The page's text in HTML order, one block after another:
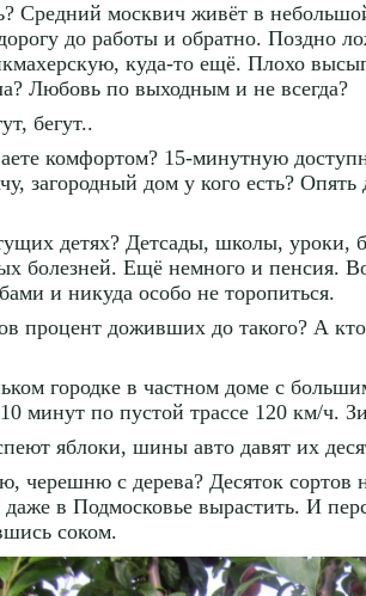
Средний москвич живёт в
до работы и обратно. Поздно
куда-то ещё. Плохо
Любовь по выходным и не всегда?
бегут..
комфортом? 15-минутную
загородный дом у кого есть?
детях? Детсады, школы,
болезней. Ещё немного и пенсия.
и никуда особо не торопиться.
процент доживших до такого? А
городке в частном доме с
минут по пустой трассе 120 км/ч.
яблоки, шины авто давят их
с дерева? Десяток сортов
в Подмосковье вырастить. И
соком.